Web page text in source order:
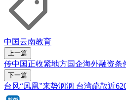
中国云南教育
上一篇
传中国正收紧地方国企海外融资条
下一篇
台风“凤凰”来势汹汹 台湾疏散近